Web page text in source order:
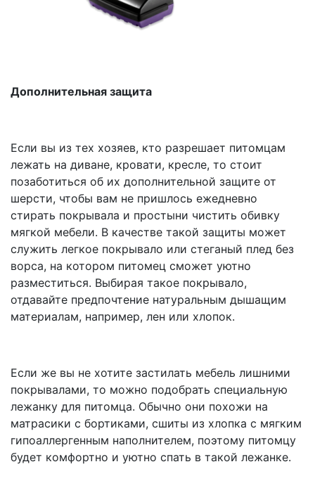
Дополнительная защита
Если вы из тех хозяев, кто разрешает питомцам
лежать на диване, кровати, кресле, то стоит
позаботиться об их дополнительной защите от
шерсти, чтобы вам не пришлось ежедневно
стирать покрывала и простыни чистить обивку
мягкой мебели. В качестве такой защиты может
служить легкое покрывало или стеганый плед без
ворса, на котором питомец сможет уютно
разместиться. Выбирая такое покрывало,
отдавайте предпочтение натуральным дышащим
материалам, например, лен или хлопок.
Если же вы не хотите застилать мебель лишними
покрывалами, то можно подобрать специальную
лежанку для питомца. Обычно они похожи на
матрасики с бортиками, сшиты из хлопка с мягким
гипоаллергенным наполнителем, поэтому питомцу
будет комфортно и уютно спать в такой лежанке.